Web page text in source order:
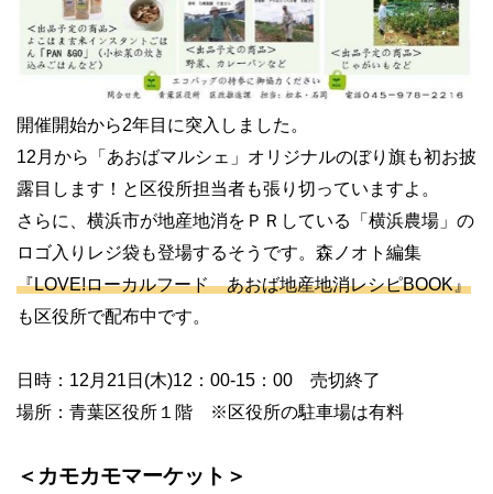
開催開始から2年目に突入しました。
12月から「あおばマルシェ」オリジナルのぼり旗も初お披
露目します！と区役所担当者も張り切っていますよ。
さらに、横浜市が地産地消をＰＲしている「横浜農場」の
ロゴ入りレジ袋も登場するそうです。森ノオト編集
『LOVE!ローカルフード あおば地産地消レシピBOOK』
も区役所で配布中です。
日時：12月21日(木)12：00-15：00 売切終了
場所：青葉区役所１階 ※区役所の駐車場は有料
＜カモカモマーケット＞